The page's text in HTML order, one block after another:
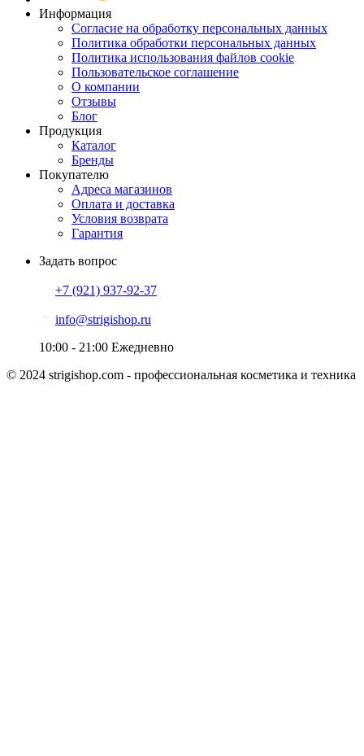
Информация
Согласие на обработку персональных данных
Политика обработки персональных данных
Политика использования файлов cookie
Пользовательское соглашение
О компании
Отзывы
Блог
Продукция
Каталог
Бренды
Покупателю
Адреса магазинов
Оплата и доставка
Условия возврата
Гарантия
Задать вопрос
+7 (921) 937-92-37
info@strigishop.ru
10:00 - 21:00 Ежедневно
© 2024 strigishop.com - профессиональная косметика и техника